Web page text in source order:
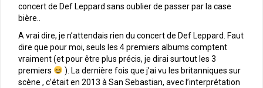
concert de Def Leppard sans oublier de passer par la case
bière..
A vrai dire, je n’attendais rien du concert de Def Leppard. Faut
dire que pour moi, seuls les 4 premiers albums comptent
vraiment (et pour être plus précis, je dirai surtout les 3
premiers
). La dernière fois que j’ai vu les britanniques sur
scène , c’était en 2013 à San Sebastian, avec l’interprétation